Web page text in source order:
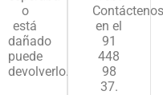
o
está
dañado
puede
devolverlo.
Contáctenos
en el
91
448
98
37.